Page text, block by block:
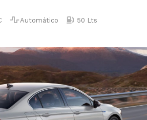
Automático 50 Lts